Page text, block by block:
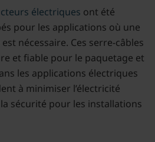
électriques ont été
pour les applications où une
nécessaire. Ces serre-câbles
et fiable pour le paquetage et
les applications électriques
à minimiser l’électricité
sécurité pour les installations